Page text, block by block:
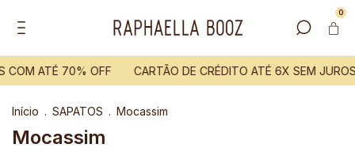
0
COM ATÉ 70% OFF CARTÃO DE CRÉDITO ATÉ 6X SEM
Início . SAPATOS . Mocassim
Mocassim